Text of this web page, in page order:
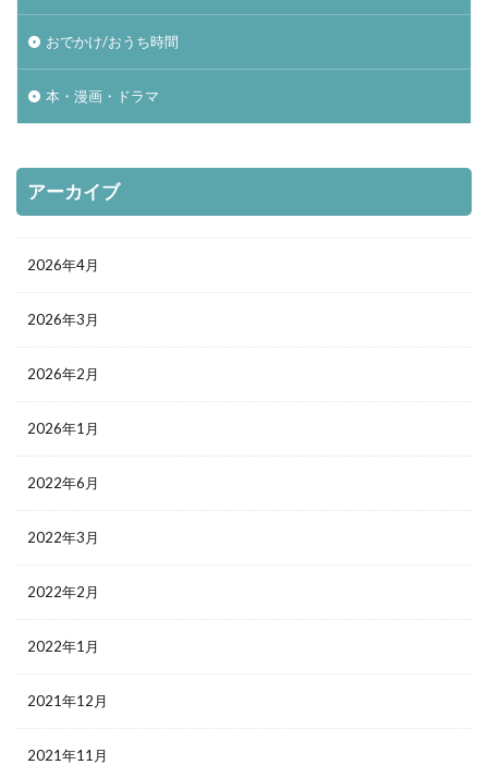
おでかけ/おうち時間
本・漫画・ドラマ
アーカイブ
2026年4月
2026年3月
2026年2月
2026年1月
2022年6月
2022年3月
2022年2月
2022年1月
2021年12月
2021年11月